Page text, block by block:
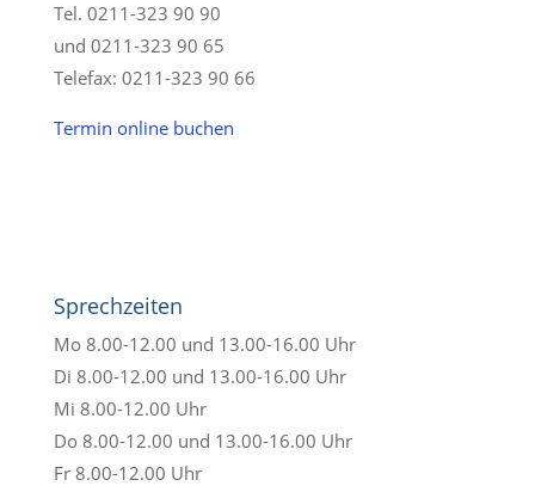
Tel. 0211-323 90 90
und 0211-323 90 65
Telefax: 0211-323 90 66
Termin online buchen
Sprechzeiten
Mo 8.00-12.00 und 13.00-16.00 Uhr
Di 8.00-12.00 und 13.00-16.00 Uhr
Mi 8.00-12.00 Uhr
Do 8.00-12.00 und 13.00-16.00 Uhr
Fr 8.00-12.00 Uhr